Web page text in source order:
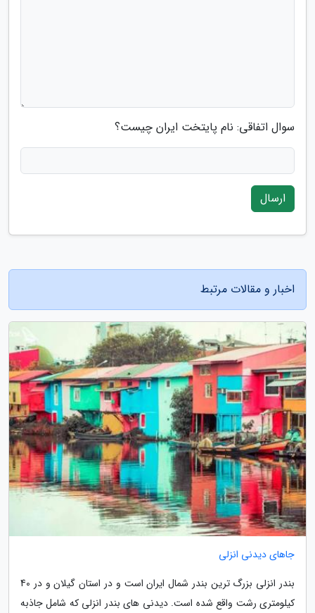
سوال اتفاقی: نام پایتخت ایران چیست؟
ارسال
اخبار و مقالات مرتبط
جاهای دیدنی انزلی
بندر انزلی بزرگ ترین بندر شمال ایران است و در استان گیلان و در 40
کیلومتری رشت واقع شده است. دیدنی های بندر انزلی که شامل جاذبه